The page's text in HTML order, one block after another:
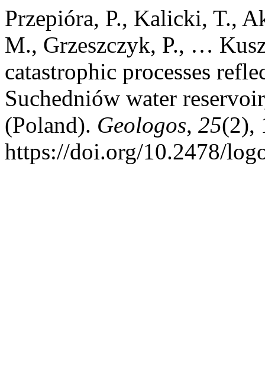
Przepióra, P., Kalicki, T.,
M., Grzeszczyk, P., …
catastrophic processes
Suchedniów water
(Poland). Geologos, 25(2),
https://doi.org/10.2478/